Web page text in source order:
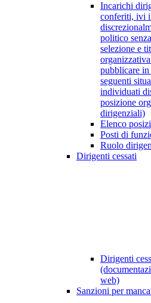
Incarichi
conferiti, ivi
politico
selezione e
pubblicare
seguenti
individuati
posizione
dirigenziali)
Elenco
Posti di
Ruolo
Dirigenti cessati
Dirigenti
web)
Sanzioni per